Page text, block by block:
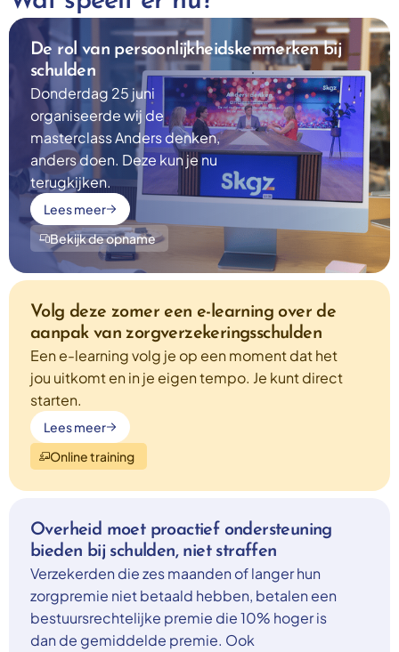
Volg deze zomer een e-learning over de
aanpak van zorgverzekeringsschulden
Een e-learning volg je op een moment dat het
jou uitkomt en in je eigen tempo. Je kunt direct
starten.
Lees meer
Online training
Overheid moet proactief ondersteuning
bieden bij schulden, niet straffen
Verzekerden die zes maanden of langer hun
zorgpremie niet betaald hebben, betalen een
bestuursrechtelijke premie die 10% hoger is
dan de gemiddelde premie. Ook
De rol van persoonlijkheidskenmerken bij
schulden
Donderdag 25 juni
organiseerde wij de
masterclass Anders denken,
anders doen. Deze kun je nu
terugkijken.
Lees meer
Bekijk de opname